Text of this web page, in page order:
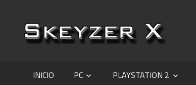
contenido
INICIO PC PLAYSTATION 2